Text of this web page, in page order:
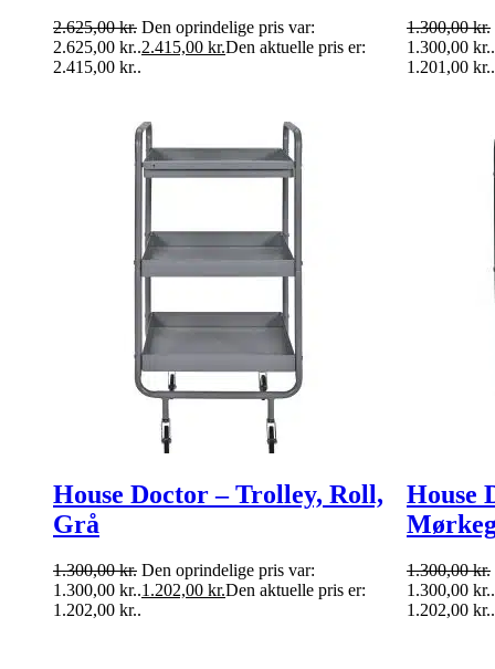
2.625,00kr. Den oprindelige pris var:
2.625,00 kr..2.415,00 kr.Den aktuelle pris er:
2.415,00 kr..
1.300,00kr.
1.300,00 kr..
1.201,00 kr..
House Doctor – Trolley, Roll,
Grå
1.300,00kr. Den oprindelige pris var:
1.300,00 kr..1.202,00 kr.Den aktuelle pris er:
1.202,00 kr..
House
1.300,00kr.
1.300,00 kr..
1.202,00 kr..